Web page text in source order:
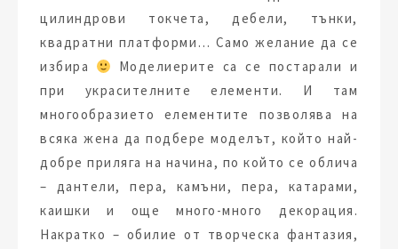
цилиндрови токчета, дебели, тънки,
квадратни платформи… Само желание да се
избира
Моделиерите са се постарали и
при украсителните елементи. И там
многообразието елементите позволява на
всяка жена да подбере моделът, който най-
добре приляга на начина, по който се облича
– дантели, пера, камъни, пера, катарами,
каишки и още много-много декорация.
Накратко – обилие от творческа фантазия,